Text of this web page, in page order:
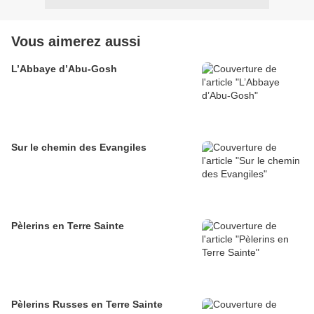
Vous aimerez aussi
L’Abbaye d’Abu-Gosh
Sur le chemin des Evangiles
Pèlerins en Terre Sainte
Pèlerins Russes en Terre Sainte